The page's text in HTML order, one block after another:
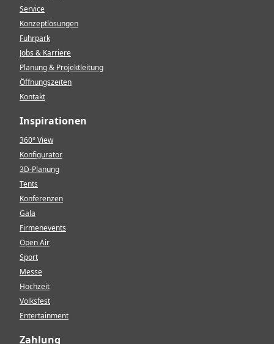
Service
Konzeptlösungen
Fuhrpark
Jobs & Karriere
Planung & Projektleitung
Öffnungszeiten
Kontakt
Inspirationen
360° View
Konfigurator
3D-Planung
Tents
Konferenzen
Gala
Firmenevents
Open Air
Sport
Messe
Hochzeit
Volksfest
Entertainment
Zahlung